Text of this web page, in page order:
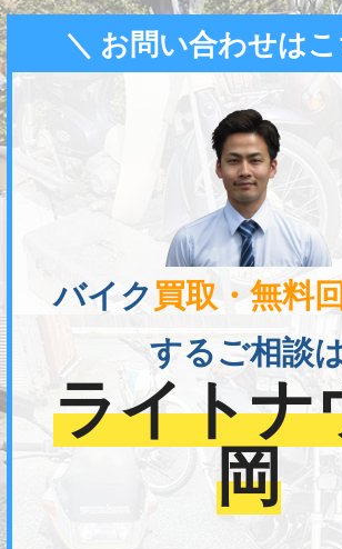
＼ お問い合わせは
バイク 買取・無料
するご相談
ライトナ
岡